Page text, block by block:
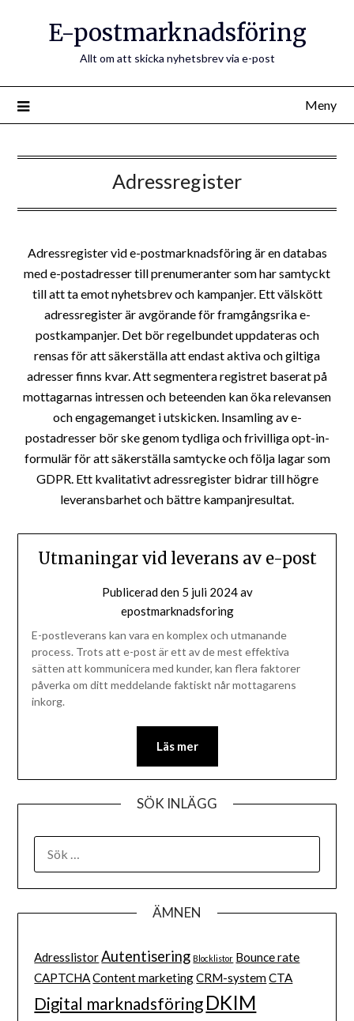
E-postmarknadsföring
Allt om att skicka nyhetsbrev via e-post
Meny
Adressregister
Adressregister vid e-postmarknadsföring är en databas
med e-postadresser till prenumeranter som har samtyckt
till att ta emot nyhetsbrev och kampanjer. Ett välskött
adressregister är avgörande för framgångsrika e-
postkampanjer. Det bör regelbundet uppdateras och
rensas för att säkerställa att endast aktiva och giltiga
adresser finns kvar. Att segmentera registret baserat på
mottagarnas intressen och beteenden kan öka relevansen
och engagemanget i utskicken. Insamling av e-
postadresser bör ske genom tydliga och frivilliga opt-in-
formulär för att säkerställa samtycke och följa lagar som
GDPR. Ett kvalitativt adressregister bidrar till högre
leveransbarhet och bättre kampanjresultat.
Utmaningar vid leverans av e-post
Publicerad den 5 juli 2024av
epostmarknadsforing
E-postleverans kan vara en komplex och utmanande
process. Trots att e-post är ett av de mest effektiva
sätten att kommunicera med kunder, kan flera faktorer
påverka om ditt meddelande faktiskt når mottagarens
inkorg.
Läs mer
SÖK INLÄGG
ÄMNEN
AdresslistorAutentisering Blocklistor Bounce rate
CAPTCHAContent marketingCRM-systemCTA
Digital marknadsföring DKIM